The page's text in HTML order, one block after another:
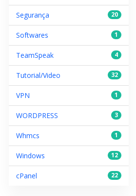
20
Segurança
1
Softwares
4
TeamSpeak
32
Tutorial/Video
1
VPN
3
WORDPRESS
1
Whmcs
12
Windows
22
cPanel